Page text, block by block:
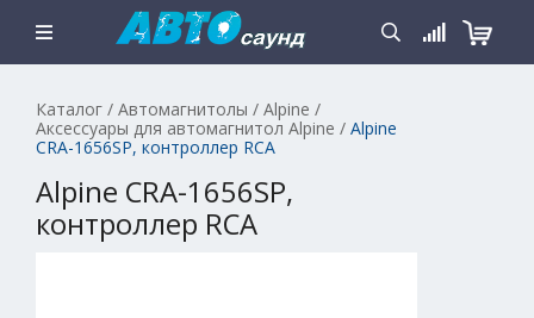
Каталог / Автомагнитолы / Alpine /
Аксессуары для автомагнитол Alpine / Alpine
CRA-1656SP, контроллер RCA
Alpine CRA-1656SP,
контроллер RCA